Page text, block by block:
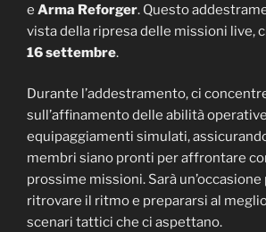
e Arma Reforger. Questo
vista della ripresa delle missioni live,
16 settembre.
Durante l’addestramento, ci
sull’affinamento delle abilità
equipaggiamenti simulati,
membri siano pronti per affrontare
prossime missioni. Sarà
ritrovare il ritmo e prepararsi al
scenari tattici che ci aspettano.